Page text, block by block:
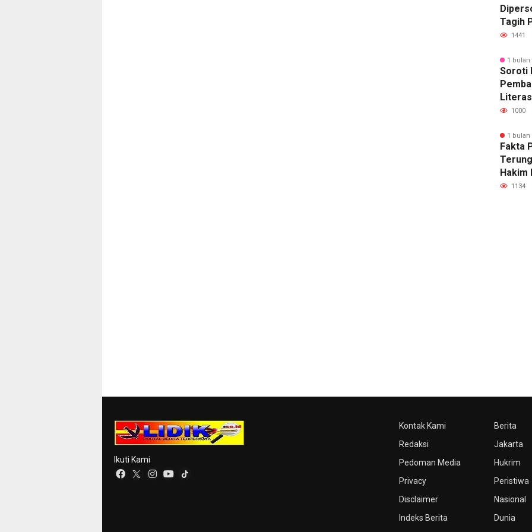
Tagih
Mana
1441
1
Soroti
“Pesta
1000
1
Fakta
Hakim
1134
Kontak Kami
Redaksi
Pedoman Media
Privacy
Disclaimer
Indeks Berita
Berita
Jakarta
Hukrim
Peristiwa
Nasional
Dunia
Ikuti Kami